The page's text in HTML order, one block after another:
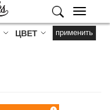
Меню
ЦВЕТ применить